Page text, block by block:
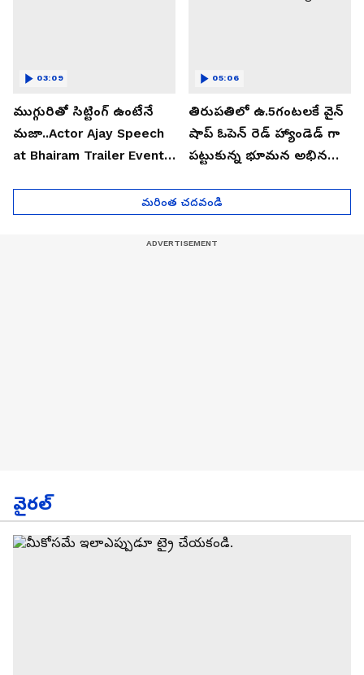
ముగ్గురితో సిట్టింగ్ ఉంటేనే
మజా..Actor Ajay Speech
at Bhairam Trailer Event |
03:09
తిరుపతిలో ఉ.5గంటలకే వైన్
షాప్ ఓపెన్ రెడ్ హ్యాండెడ్ గా
పట్టుకున్న భూమన అభినయ్|
05:06
మరింత చదవండి
వైరల్